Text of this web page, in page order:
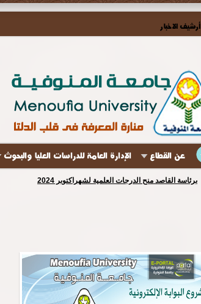
أرشيف الاخبار
عن القطاع الإدارة العامة للدراسات العليا والبحوث
برئاسة القاصد منح الدرجات العلمية لشهراكتوبر 2024